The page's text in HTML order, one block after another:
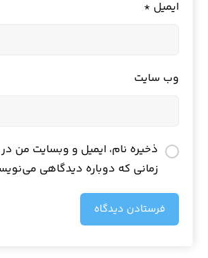
ایمیل *
وب‌ سایت
ذخیره نام، ایمیل و وبسایت من در
زمانی که دوباره دیدگاهی
فرستادن دیدگاه